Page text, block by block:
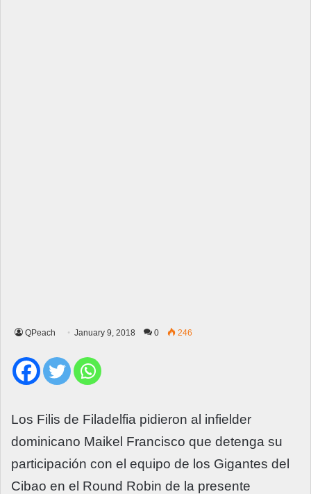
QPeach January 9, 2018 0 246
Los Filis de Filadelfia pidieron al infielder
dominicano Maikel Francisco que detenga su
participación con el equipo de los Gigantes del
Cibao en el Round Robin de la presente